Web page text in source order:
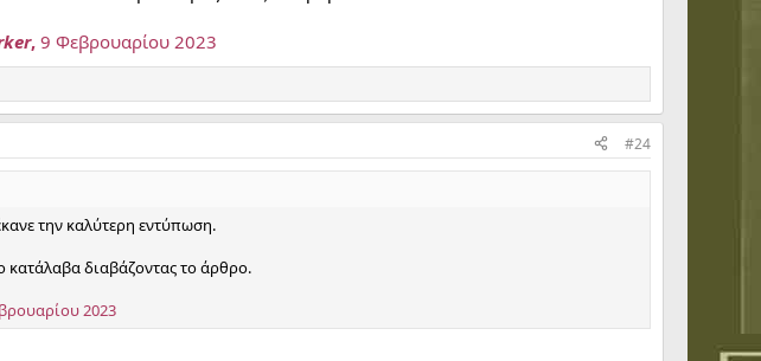
, 9 Φεβρουαρίου 2023
#24
την καλύτερη εντύπωση.
κατάλαβα διαβάζοντας το άρθρο.
2023